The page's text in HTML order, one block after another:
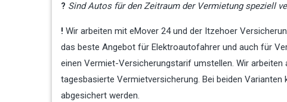
? Sind Autos für den Zeitraum der Vermietung speziell
! Wir arbeiten mit eMover 24 und der Itzehoer
das beste Angebot für Elektroautofahrer und auch für
einen Vermiet-Versicherungstarif umstellen. Wir
tagesbasierte Vermietversicherung. Bei beiden
abgesichert werden.